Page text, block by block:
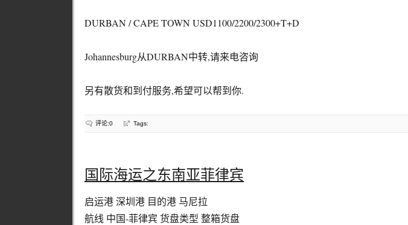
DURBAN / CAPE TOWN USD1100/2200/2300+T+D
Johannesburg从DURBAN中转,请来电咨询
另有散货和到付服务,希望可以帮到你.
评论:0 Tags:
国际海运之东南亚菲律宾
启运港 深圳港 目的港 马尼拉
航线 中国-菲律宾 货盘类型 整箱货盘